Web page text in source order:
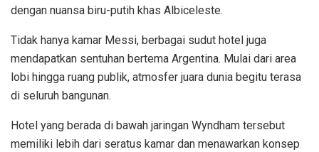
dengan nuansa biru-putih khas Albiceleste.
Tidak hanya kamar Messi, berbagai sudut hotel juga
mendapatkan sentuhan bertema Argentina. Mulai dari area
lobi hingga ruang publik, atmosfer juara dunia begitu terasa
di seluruh bangunan.
Hotel yang berada di bawah jaringan Wyndham tersebut
memiliki lebih dari seratus kamar dan menawarkan konsep